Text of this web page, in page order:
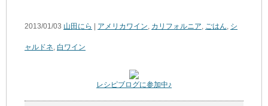
2013/01/03 山田にら | アメリカワイン カリフォルニア ごはん シ
ャルドネ 白ワイン
レシピブログに参加中♪